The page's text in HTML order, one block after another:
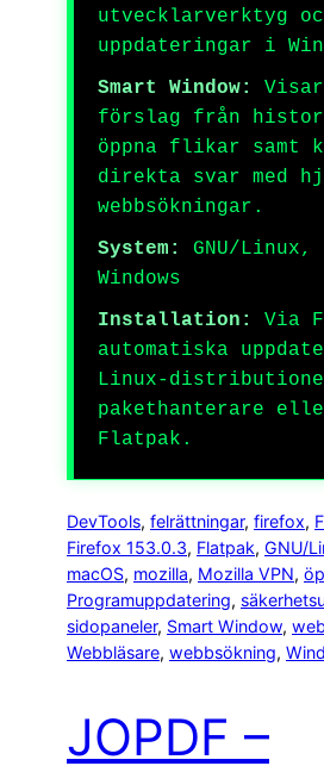
utvecklarverktyg
uppdateringar i
Smart Window:
förslag från
öppna flikar samt
direkta svar med
webbsökningar.
System:
GNU/Linux,
Windows
Installation:
Via
automatiska
Linux-
pakethanterare
Flatpak.
DevTools, felrättningar, firefox,
Firefox 153.0.3, Flatpak, GNU/
macOS, mozilla, Mozilla VPN,
Programuppdatering,
sidopaneler, Smart Window,
Webbläsare, webbsökning,
JOPDF –